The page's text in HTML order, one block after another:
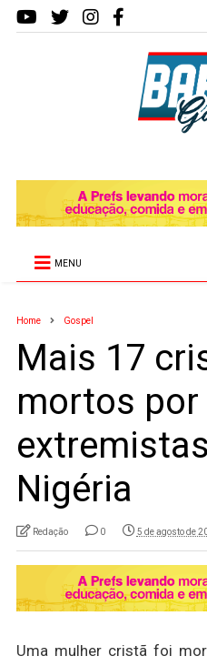
MENU
Home Gospel
Mais 17
mortos por
Nigéria
Redação 0 5 de agosto de
Uma mulher cristã foi